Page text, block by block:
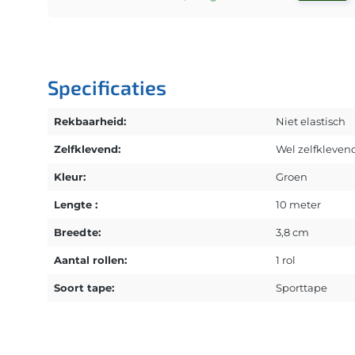
Specificaties
Rekbaarheid: Niet elastisch
Zelfklevend: Wel
Kleur: Groen
Lengte : 10 meter
Breedte: 3,8 cm
Aantal rollen: 1 rol
Soort tape: Sporttape